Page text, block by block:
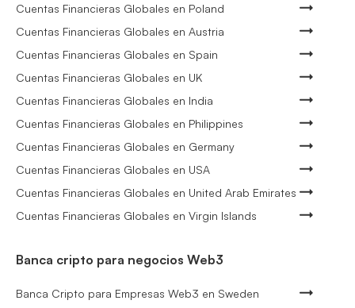
Cuentas Financieras Globales en Poland
Cuentas Financieras Globales en Austria
Cuentas Financieras Globales en Spain
Cuentas Financieras Globales en UK
Cuentas Financieras Globales en India
Cuentas Financieras Globales en Philippines
Cuentas Financieras Globales en Germany
Cuentas Financieras Globales en USA
Cuentas Financieras Globales en United Arab Emirates
Cuentas Financieras Globales en Virgin Islands
Banca cripto para negocios Web3
Banca Cripto para Empresas Web3 en Sweden